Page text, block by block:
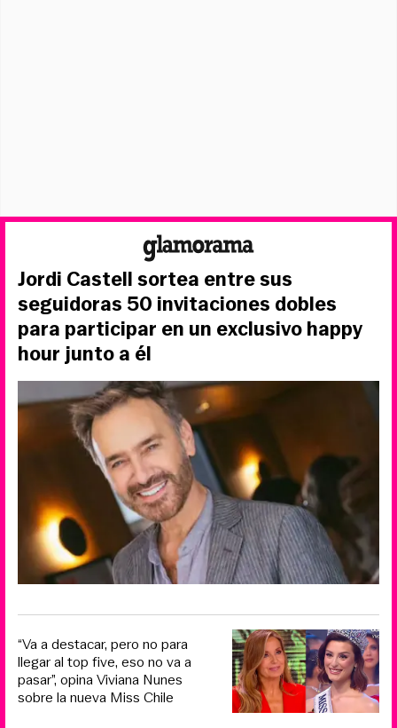
Jordi Castell sortea entre sus
seguidoras 50 invitaciones dobles
para participar en un exclusivo happy
hour junto a él
“Va a destacar, pero no para
llegar al top five, eso no va a
pasar”, opina Viviana Nunes
sobre la nueva Miss Chile